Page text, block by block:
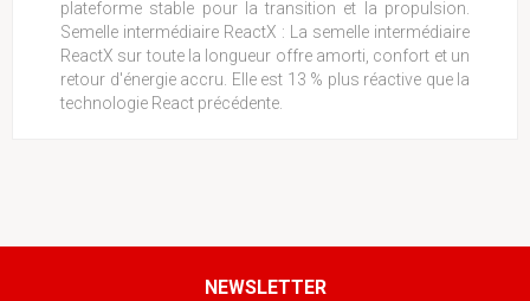
plateforme stable pour la transition et la propulsion.
Semelle intermédiaire ReactX : La semelle intermédiaire
ReactX sur toute la longueur offre amorti, confort et un
retour d'énergie accru. Elle est 13 % plus réactive que la
technologie React précédente.
NEWSLETTER